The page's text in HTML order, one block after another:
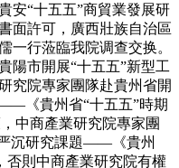
安“十五五”商貿業發展研
面許可，廣西壯族自治區
一行蒞臨我院调查交换。
陽市開展“十五五”新型工
究院專家團隊赴貴州省開
《貴州省“十五五”時期
中商產業研究院專家團
沉研究課題——《貴州
否則中商產業研究院有權